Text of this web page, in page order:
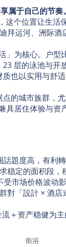
属于自己的节奏
这个位置让生活
拜运河、洲际酒
」为核心。户型
层的泳池与开
也以实用与舒
的城市族群，
具居住体验与资
衛浴
題度高，有利
稳定的面积段
受市场价格波动
對「設計 × 酒
＋资产稳健为